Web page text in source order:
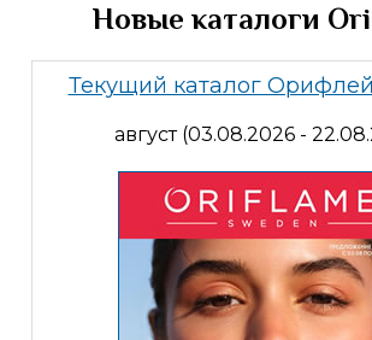
Новые каталоги
Текущий каталог
август (03.08.2026 -